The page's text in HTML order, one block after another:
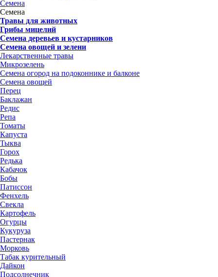
Семена
Семена
Травы для животных
Грибы мицелий
Семена деревьев и кустарников
Семена овощей и зелени
Лекарственные травы
Микрозелень
Семена огород на подоконнике и балконе
Семена овощей
Перец
Баклажан
Редис
Репа
Томаты
Капуста
Тыква
Горох
Редька
Кабачок
Бобы
Патиссон
Фенхель
Свекла
Картофель
Огурцы
Кукуруза
Пастернак
Морковь
Табак курительный
Дайкон
Подсолнечник